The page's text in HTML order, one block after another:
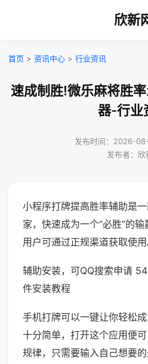
欣新
首页 > 资讯中心 > 行业资讯
速成制胜!微乐麻将胜
器-行业
发布时间：2026-
发布者：欣
小程序打牌提高胜率辅助是
家，快速成为一个“必胜”的
用户可通过正规渠道获取使用
辅助安装，可QQ搜索申请
件安装教程
手机打牌可以一键让你轻松
十分简单，打开这个应用便
规律，只需要输入自己想要